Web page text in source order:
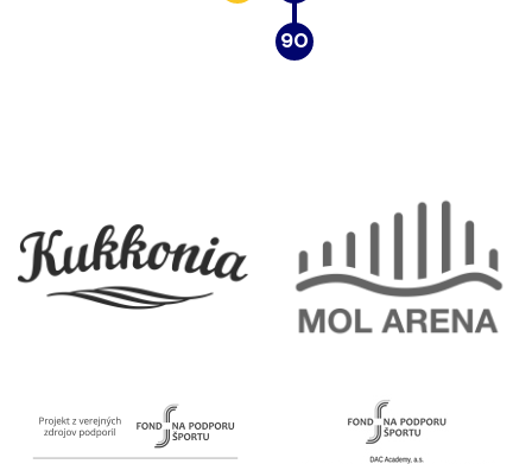
90